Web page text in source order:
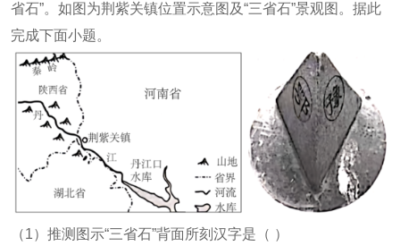
省石”。如图为荆紫关镇位置示意图及“三省石”景观图 。据此
完成下面小题。
（1）推测图示“三省石”背面所刻汉字是（ ）